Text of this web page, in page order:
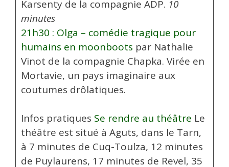
Karsenty de la compagnie ADP. 10
minutes
21h30 : Olga – comédie tragique pour
humains en moonboots par Nathalie
Vinot de la compagnie Chapka. Virée en
Mortavie, un pays imaginaire aux
coutumes drôlatiques.
Infos pratiques Se rendre au théâtre Le
théâtre est situé à Aguts, dans le Tarn,
à 7 minutes de Cuq-Toulza, 12 minutes
de Puylaurens, 17 minutes de Revel, 35